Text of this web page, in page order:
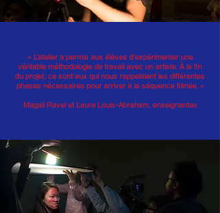
« L’atelier a permis aux élèves d’expérimenter une
véritable méthodologie de travail avec un artiste. À la fin
du projet, ce sont eux qui nous rappelaient les différentes
phases nécessaires pour arriver à la séquence filmée. »
Magali Ravel et Laure Louis-Abraham, enseignantes